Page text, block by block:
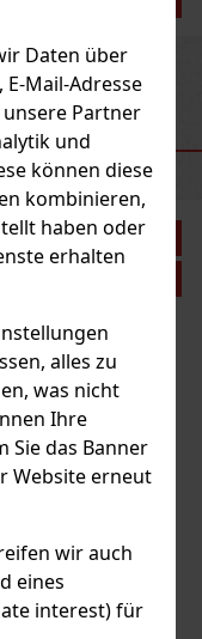
Daten über
E-Mail-Adresse
Partner
und
können diese
kombinieren,
haben oder
erhalten
alles zu
was nicht
Ihre
Sie das Banner
Website erneut
wir auch
eines
interest) für
1/20
Bestellen
Rabatt: 21%
Wasserpfeifentabak
aus Himbeeren und